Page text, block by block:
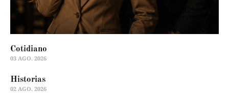
Cotidiano
03 AGO. 2026
Historias
02 AGO. 2026